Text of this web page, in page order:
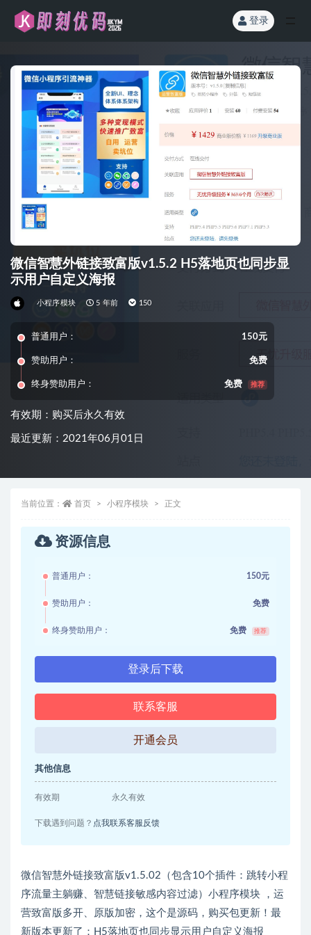
登录
微信智慧外链接致富版v1.5.2 H5落地页也同步显
示用户自定义海报
小程序模块 5 年前 150
普通用户： 150元
赞助用户： 免费
终身赞助用户： 免费 推荐
有效期：购买后永久有效
最近更新：2021年06月01日
当前位置： 首页 小程序模块 正文
资源信息
普通用户： 150元
赞助用户： 免费
终身赞助用户： 免费 推荐
登录后下载
联系客服
开通会员
其他信息
有效期 永久有效
下载遇到问题？ 点我联系客服反馈
微信智慧外链接致富版v1.5.02（包含10个插件：跳转小程
序流量主躺赚、智慧链接敏感内容过滤）小程序模块 ， 运
营致富版 多开、原版加密，这个是源码，购买包更新！最
新版本更新了：H5落地页也同步显示用户自定义海报